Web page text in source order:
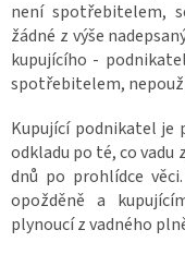
není spotřebitelem,
žádné z výše
kupujícího -
spotřebitelem,
Kupující podnikatel je
odkladu po té, co
dnů po prohlídce
opožděně a
plynoucí z vadného